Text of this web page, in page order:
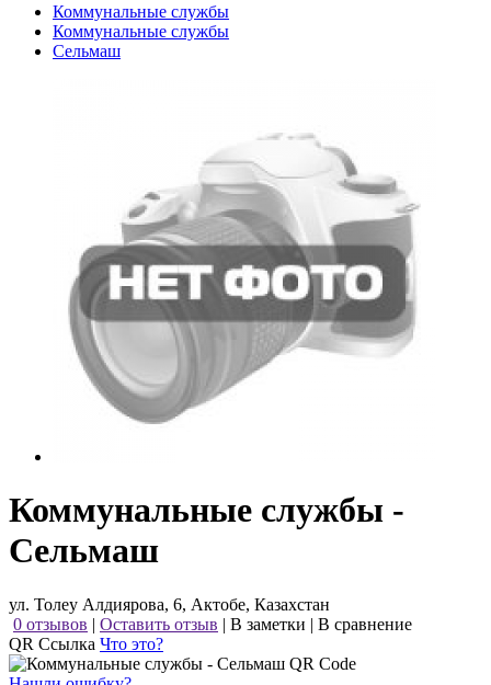
Коммунальные службы
Коммунальные службы
Сельмаш
Коммунальные службы -
Сельмаш
ул. Толеу Алдиярова, 6, Актобе, Казахстан
0 отзывов | Оставить отзыв | В заметки | В сравнение
QR Ссылка Что это?